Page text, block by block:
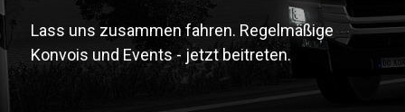
Lass uns zusammen fahren. Regelmäßige
Konvois und Events - jetzt beitreten.